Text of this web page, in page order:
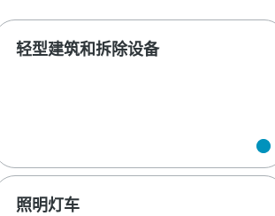
轻型建筑和拆除设备
照明灯车